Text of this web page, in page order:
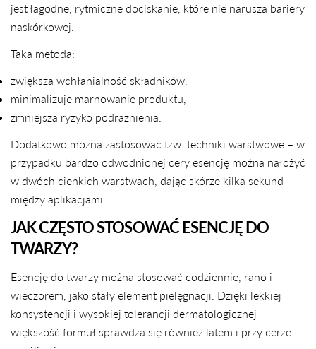
jest łagodne, rytmiczne dociskanie, które nie narusza bariery
naskórkowej.
Taka metoda:
zwiększa wchłanialność składników,
minimalizuje marnowanie produktu,
zmniejsza ryzyko podrażnienia.
Dodatkowo można zastosować tzw. techniki warstwowe – w
przypadku bardzo odwodnionej cery esencję można nałożyć
w dwóch cienkich warstwach, dając skórze kilka sekund
między aplikacjami.
JAK CZĘSTO STOSOWAĆ ESENCJĘ DO
TWARZY?
Esencję do twarzy można stosować codziennie, rano i
wieczorem, jako stały element pielęgnacji. Dzięki lekkiej
konsystencji i wysokiej tolerancji dermatologicznej
większość formuł sprawdza się również latem i przy cerze